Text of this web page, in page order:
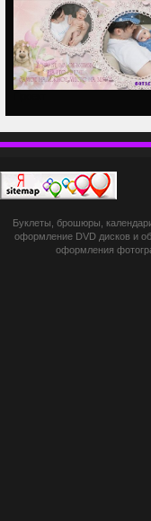
botsetto.ru -
photoshop,
шрифты,
Буклеты, брошюры,
оформление DVD дисков и
оформления